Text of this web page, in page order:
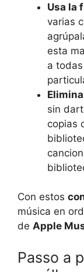
Usa la
varias
esta
a
sin
copias
Con estos
música en
de Apple
Passo a